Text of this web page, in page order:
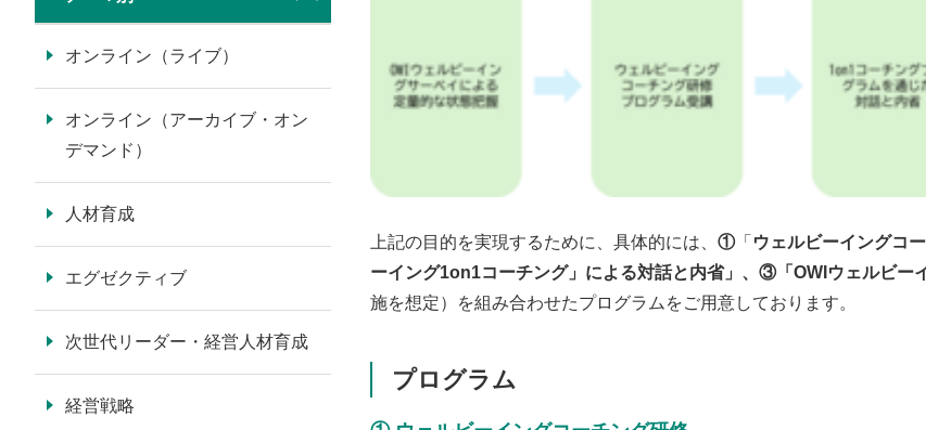
上記の目的を実現するために、具体的には、 ①「 ウェルビーイングコ
ーイング1on1コーチング」による対話と内省」、③「OWIウェルビー
施を想定）を組み合わせたプログラムをご用意しております。
プログラム
オンライン（ライブ）
オンライン（アーカイブ・オン
デマンド）
人材育成
エグゼクティブ
次世代リーダー・経営人材育成
経営戦略